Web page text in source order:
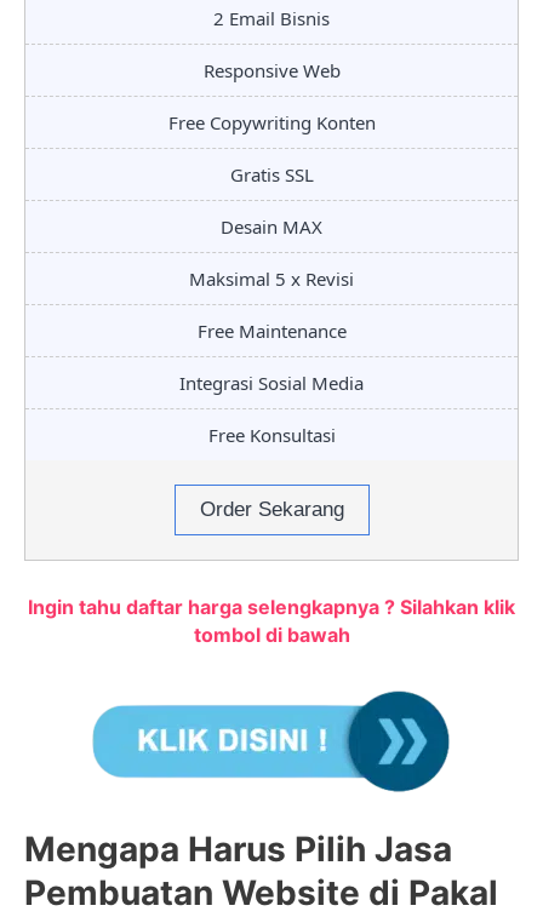
2 Email Bisnis
Responsive Web
Free Copywriting Konten
Gratis SSL
Desain MAX
Maksimal 5 x Revisi
Free Maintenance
Integrasi Sosial Media
Free Konsultasi
Order Sekarang
Ingin tahu daftar harga selengkapnya ? Silahkan klik
tombol di bawah
Mengapa Harus Pilih Jasa
Pembuatan Website di Pakal